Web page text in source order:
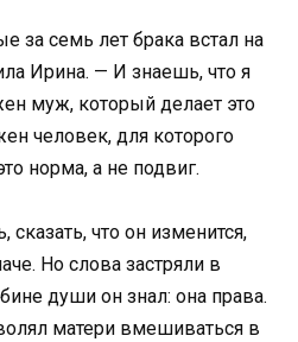
за семь лет брака встал на
Ирина. — И знаешь, что я
муж, который делает это
человек, для которого
норма, а не подвиг.
сказать, что он изменится,
Но слова застряли в
души он знал: она права.
матери вмешиваться в